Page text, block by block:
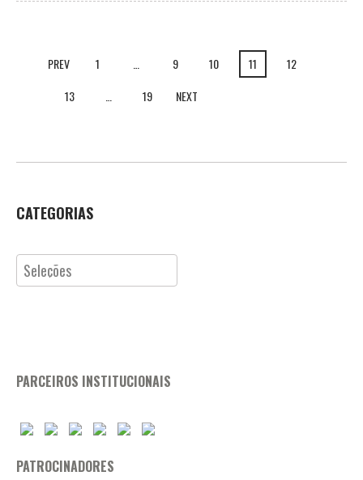
PREV 1 9 10 11
12
13
19 NEXT
CATEGORIAS
Categorias
PARCEIROS INSTITUCIONAIS
PATROCINADORES